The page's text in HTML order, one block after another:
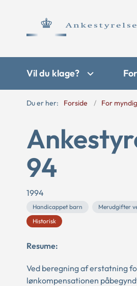
Vil du klage?
Du er her: Forside For
94
1994
Handicappet barn Merudgifter
Historisk
Resume:
Ved beregning af erstatning
lønkompensationen